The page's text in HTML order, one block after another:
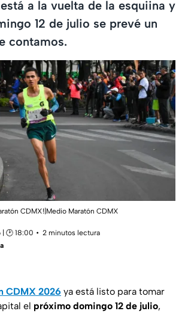
a la vuelta de la esquiina y
12 de julio se prevé un
contamos.
CDMX!|Medio Maratón CDMX
🕑 18:00
2 minutos lectura
CDMX 2026 ya está listo para tomar
el próximo domingo 12 de julio,